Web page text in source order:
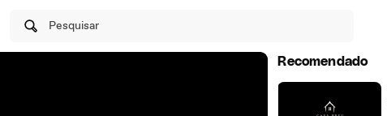
Pesquisar
Recomendado